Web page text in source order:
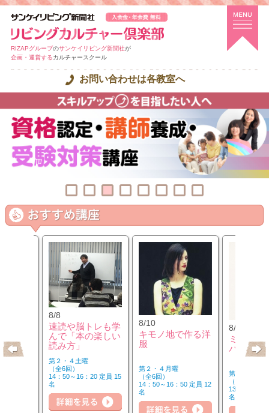
RIZAPグループのサンケイリビング新聞社が
企画・運営するカルチャースクール
お問い合わせは各教室へ
8/8
速読や脳トレも学
んで「本の楽しい
読み方」
第２・４土曜
（全6回）
14：50～16：20 定員 15
名
8/10
キモノ地で作る洋
服
第２・４月曜
（全6回）
14：50～16：50 定員 12
名
8/10
ミュージ
バーを楽
第２・４月曜
（全6回）
13：00～14
名